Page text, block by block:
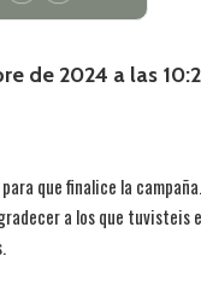
de 2024 a las
que finalice la campaña.
a los que tuvisteis